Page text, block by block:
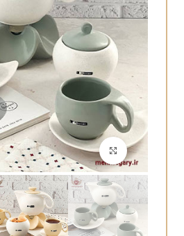
برای بزرگنمایی کلیک کنید